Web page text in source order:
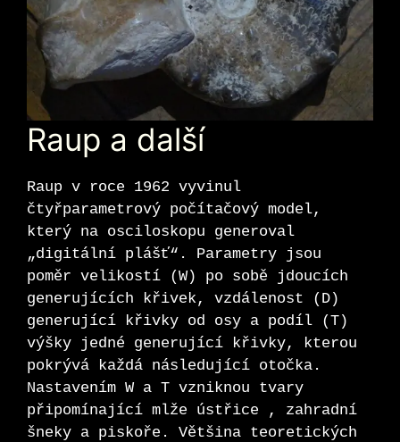
Raup a další
Raup v roce 1962 vyvinul
čtyřparametrový počítačový model,
který na osciloskopu generoval
„digitální plášť“. Parametry jsou
poměr velikostí (W) po sobě jdoucích
generujících křivek, vzdálenost (D)
generující křivky od osy a podíl (T)
výšky jedné generující křivky, kterou
pokrývá každá následující otočka.
Nastavením W a T vzniknou tvary
připomínající mlže ústřice , zahradní
šneky a piskoře. Většina teoretických